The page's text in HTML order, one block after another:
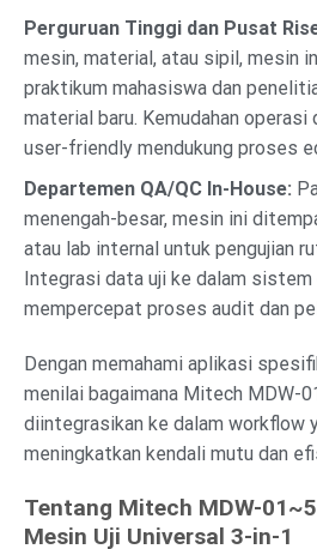
Perguruan Tinggi dan Pusat
mesin, material, atau sipil, mesin
praktikum mahasiswa dan
material baru. Kemudahan
user-friendly mendukung proses
Departemen QA/QC In-House:
menengah-besar, mesin ini
atau lab internal untuk pengujian
Integrasi data uji ke dalam
mempercepat proses audit dan
Dengan memahami aplikasi
menilai bagaimana Mitech MDW-
diintegrasikan ke dalam workflow
meningkatkan kendali mutu dan
Tentang Mitech MDW-
Mesin Uji Universal 3-in-1